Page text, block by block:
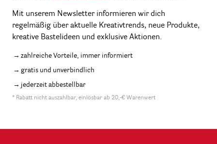
Mit unserem Newsletter informieren wir dich
regelmäßig über aktuelle Kreativtrends, neue Produkte,
kreative Bastelideen und exklusive Aktionen.
zahlreiche Vorteile, immer informiert
gratis und unverbindlich
jederzeit abbestellbar
* Rabatt nicht auszahlbar, einlösbar ab 20,-€ Warenwert